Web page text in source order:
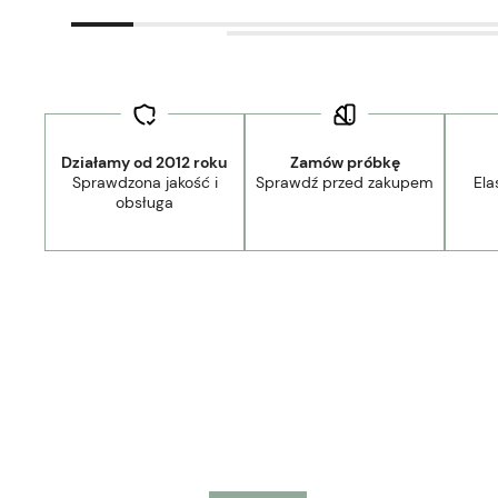
Działamy od 2012 roku
Sprawdzona jakość i
obsługa
Zamów próbkę
Sprawdź przed zakupem
Dostawa: 29,00 zł - Kurier